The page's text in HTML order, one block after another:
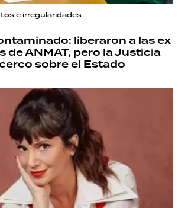
e irregularidades
liberaron a las ex
de ANMAT, pero la Justicia
sobre el Estado